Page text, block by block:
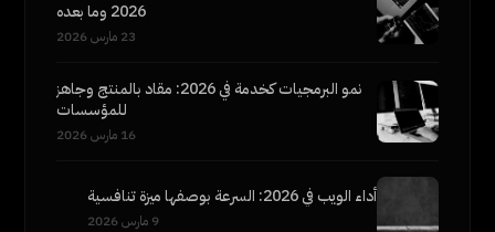
2026 وما بعده
23 مارس 2026
نمو البرمجيات كخدمة في 2026: مقاد بالمنتج وجاهز
للمؤسسات
16 مارس 2026
أداء الويب في 2026: السرعة بوصفها ميزة تنافسية
9 مارس 2026